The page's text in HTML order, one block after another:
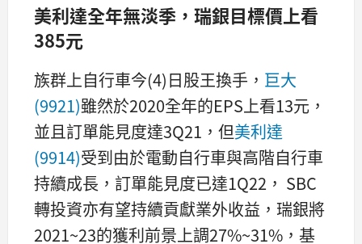
美利達全年無淡季，瑞銀目標價上看
385元
族群上自行車今(4)日股王換手， 巨大
(9921)雖然於2020全年的EPS上看13元，
並且訂單能見度達3Q21，但美利達
(9914)受到由於電動自行車與高階自行車
持續成長，訂單能見度已達1Q22， SBC
轉投資亦有望持續貢獻業外收益，瑞銀將
2021~23的獲利前景上調27%~31%，基